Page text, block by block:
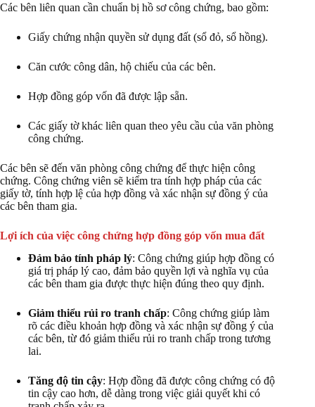
Các bên liên quan cần chuẩn bị hồ sơ công chứng, bao gồm:
Giấy chứng nhận quyền sử dụng đất (sổ đỏ, sổ hồng).
Căn cước công dân, hộ chiếu của các bên.
Hợp đồng góp vốn đã được lập sẵn.
Các giấy tờ khác liên quan theo yêu cầu của văn phòng
công chứng.
Các bên sẽ đến văn phòng công chứng để thực hiện công
chứng. Công chứng viên sẽ kiểm tra tính hợp pháp của các
giấy tờ, tính hợp lệ của hợp đồng và xác nhận sự đồng ý của
các bên tham gia.
Lợi ích của việc công chứng hợp đồng góp vốn mua đất
Đảm bảo tính pháp lý: Công chứng giúp hợp đồng có
giá trị pháp lý cao, đảm bảo quyền lợi và nghĩa vụ của
các bên tham gia được thực hiện đúng theo quy định.
Giảm thiểu rủi ro tranh chấp: Công chứng giúp làm
rõ các điều khoản hợp đồng và xác nhận sự đồng ý của
các bên, từ đó giảm thiểu rủi ro tranh chấp trong tương
lai.
Tăng độ tin cậy: Hợp đồng đã được công chứng có độ
tin cậy cao hơn, dễ dàng trong việc giải quyết khi có